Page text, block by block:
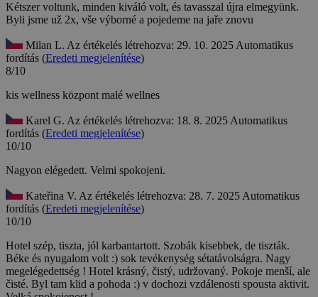
Kétszer voltunk, minden kiváló volt, és tavasszal újra elmegyünk.
Byli jsme už 2x, vše výborné a pojedeme na jaře znovu
Milan L. Az értékelés létrehozva: 29. 10. 2025 Automatikus
fordítás (Eredeti megjelenítése)
8/10
kis wellness központ malé wellnes
Karel G. Az értékelés létrehozva: 18. 8. 2025 Automatikus
fordítás (Eredeti megjelenítése)
10/10
Nagyon elégedett. Velmi spokojeni.
Kateřina V. Az értékelés létrehozva: 28. 7. 2025 Automatikus
fordítás (Eredeti megjelenítése)
10/10
Hotel szép, tiszta, jól karbantartott. Szobák kisebbek, de tiszták.
Béke és nyugalom volt :) sok tevékenység sétatávolságra. Nagy
megelégedettség ! Hotel krásný, čistý, udržovaný. Pokoje menší, ale
čisté. Byl tam klid a pohoda :) v dochozi vzdálenosti spousta aktivit.